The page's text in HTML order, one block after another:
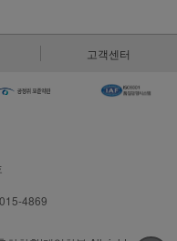
고객센터
4869